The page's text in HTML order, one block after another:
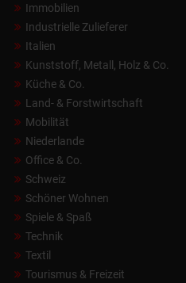
Immobilien
Industrielle Zulieferer
Italien
Kunststoff, Metall, Holz & Co.
Küche & Co.
Land- & Forstwirtschaft
Mobilität
Niederlande
Office & Co.
Schweiz
Schöner Wohnen
Spiele & Spaß
Technik
Textil
Tourismus & Freizeit